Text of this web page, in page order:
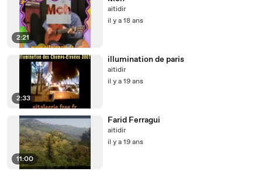
2:21
aitidir
il y a 18 ans
2:33
illumination de paris
aitidir
il y a 19 ans
11:00
Farid Ferragui
aitidir
il y a 19 ans